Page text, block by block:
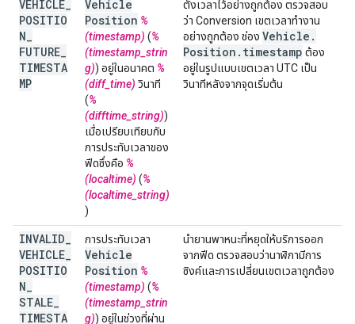
VEHICLE
POSITIO
N
FUTURE
TIMESTA
MP
Vehicle
Position %
(timestamp) (%
(timestamp_strin
g)) อยู่ในอนาคต %
(diff_time) วินาที
(%
(difftime_string))
เมื่อเปรียบเทียบกับ
การประทับเวลาของ
ฟีดซึ่งคือ %
(localtime) (%
(localtime_string)
)
ตั้งเวลาไว้อย่างถูกต้อง ตรวจสอบ
ว่า Conversion เขตเวลาทํางาน
อย่างถูกต้อง ช่อง Vehicle .
Position . timestamp ต้อง
อยู่ในรูปแบบเขตเวลา UTC เป็น
วินาทีหลังจากจุดเริ่มต้น
INVALID
VEHICLE
POSITIO
N
STALE
TIMESTA
การประทับเวลา
Vehicle
Position %
(timestamp) (%
(timestamp_strin
g)) อยู่ในช่วงที่ผ่าน
นำยานพาหนะที่หยุดให้บริการออก
จากฟีด ตรวจสอบว่านาฬิกามีการ
ซิงค์และการเปลี่ยนเขตเวลาถูกต้อง